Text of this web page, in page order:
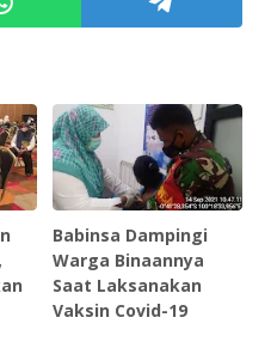
Babinsa Dampingi
Warga Binaannya
Saat Laksanakan
Vaksin Covid-19